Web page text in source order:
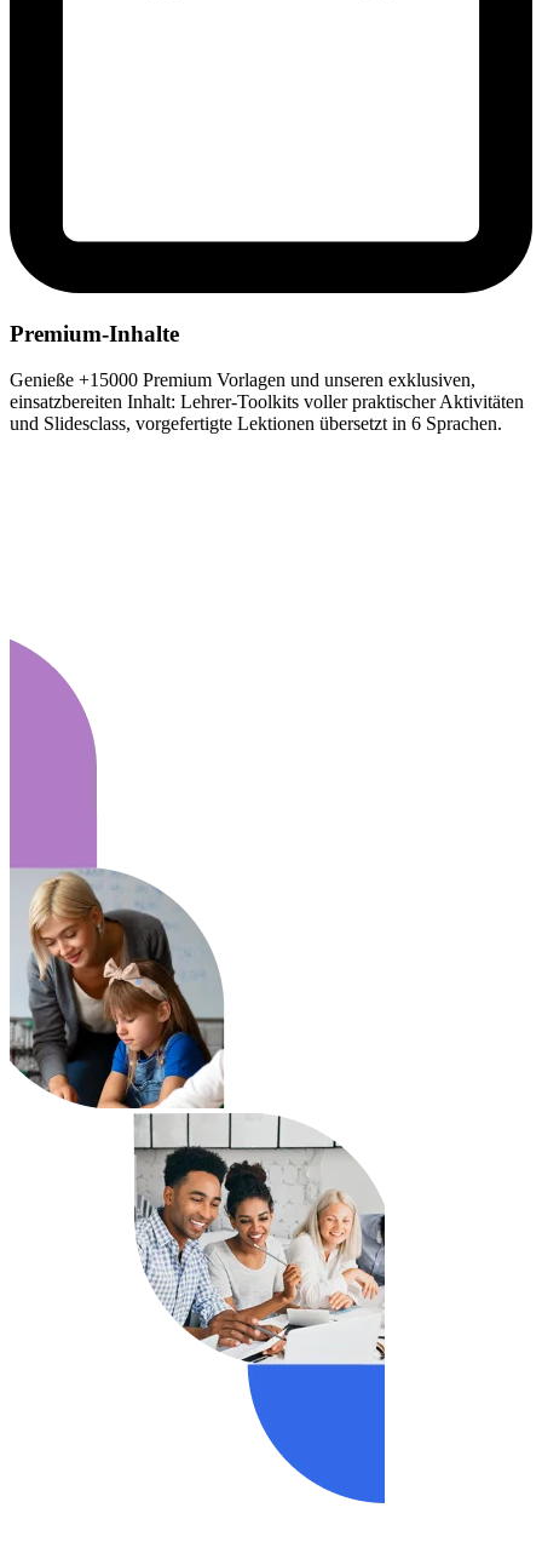
Premium-Inhalte
Genieße +15000 Premium Vorlagen und unseren exklusiven,
einsatzbereiten Inhalt: Lehrer-Toolkits voller praktischer Aktivitäten
und Slidesclass, vorgefertigte Lektionen übersetzt in 6 Sprachen.